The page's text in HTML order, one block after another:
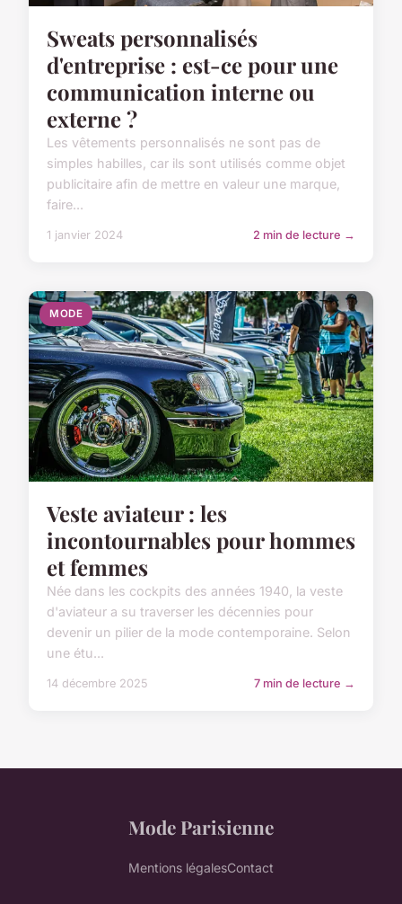
Sweats personnalisés
d'entreprise : est-ce pour une
communication interne ou
externe ?
Les vêtements personnalisés ne sont pas de
simples habilles, car ils sont utilisés comme objet
publicitaire afin de mettre en valeur une marque,
faire...
1 janvier 2024 2 min de lecture →
MODE
Veste aviateur : les
incontournables pour hommes
et femmes
Née dans les cockpits des années 1940, la veste
d'aviateur a su traverser les décennies pour
devenir un pilier de la mode contemporaine. Selon
une étu...
14 décembre 2025 7 min de lecture →
Mode Parisienne
Mentions légalesContact